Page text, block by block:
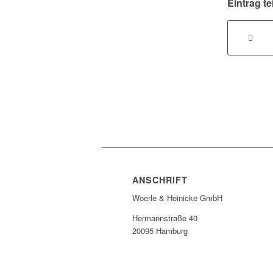
Eintrag
ANSCHRIFT
Woerle & Heinicke GmbH
Hermannstraße 40
20095 Hamburg